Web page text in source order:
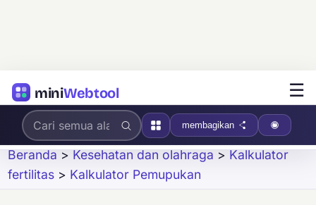
miniWebtool ☰
membagikan
Beranda > Kesehatan dan olahraga > Kalkulator
fertilitas > Kalkulator Pemupukan